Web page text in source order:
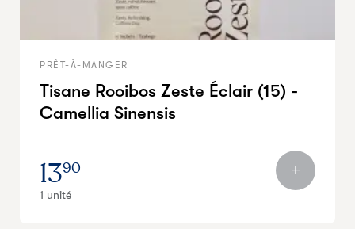
PRÊT-À-MANGER
Tisane Rooibos Zeste Éclair (15) -
Camellia Sinensis
1390
1 unité